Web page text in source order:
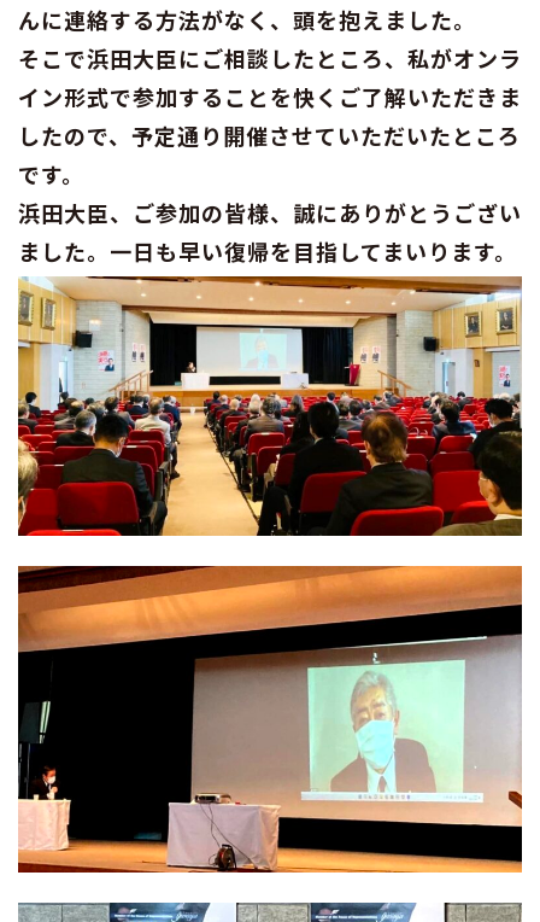
んに連絡する方法がなく、頭を抱えました。
そこで浜田大臣にご相談したところ、私がオンラ
イン形式で参加することを快くご了解いただきま
したので、予定通り開催させていただいたところ
です。
浜田大臣、ご参加の皆様、誠にありがとうござい
ました。一日も早い復帰を目指してまいります。